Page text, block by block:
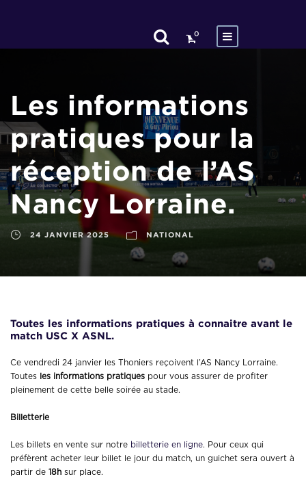
0
Les informations
pratiques pour la
réception de l’AS
Nancy Lorraine.
24 JANVIER 2025 NATIONAL
Toutes les informations pratiques à connaitre avant le
match USC X ASNL.
Ce vendredi 24 janvier les Thoniers reçoivent l’AS Nancy Lorraine.
Toutes les informations pratiques pour vous assurer de profiter
pleinement de cette belle soirée au stade.
Billetterie
Les billets en vente sur notre billetterie en ligne. Pour ceux qui
préfèrent acheter leur billet le jour du match, un guichet sera ouvert à
partir de 18h sur place.